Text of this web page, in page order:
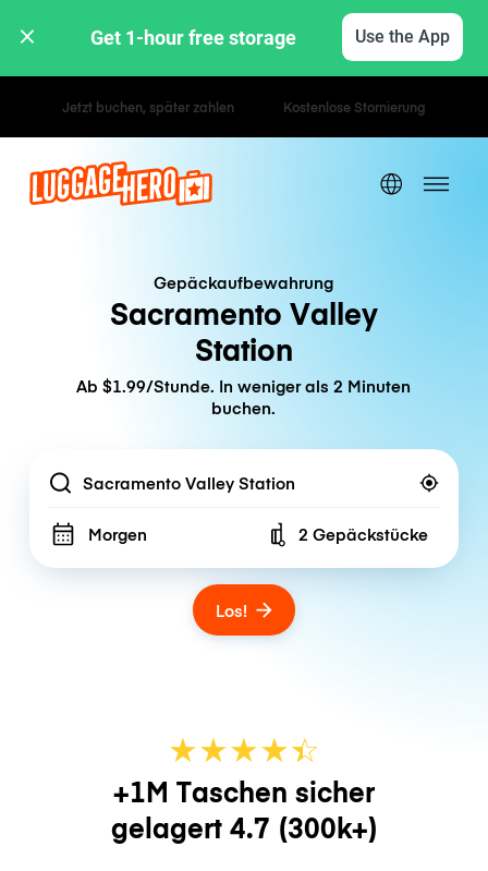
Get 1-hour free storage Use the App
Stunden- / Tagestarife
Gepäckaufbewahrung
Sacramento Valley
Station
Ab $1.99/Stunde. In weniger als 2 Minuten
buchen.
Location
Morgen Number of bags
2 Gepäckstücke
Los!
★★★★☆
★
+1M Taschen sicher
gelagert 4.7 (300k+)